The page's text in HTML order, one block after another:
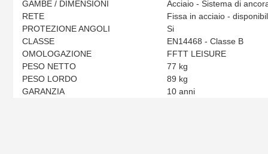
GAMBE / DIMENSIONI
Acciaio - Sistema di
RETE
Fissa in acciaio -
PROTEZIONE ANGOLI
Si
CLASSE
EN14468 - Classe B
OMOLOGAZIONE
FFTT LEISURE
PESO NETTO
77 kg
PESO LORDO
89 kg
GARANZIA
10 anni